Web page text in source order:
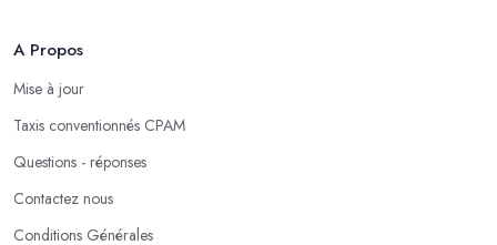
A Propos
Mise à jour
Taxis conventionnés CPAM
Questions - réponses
Contactez nous
Conditions Générales